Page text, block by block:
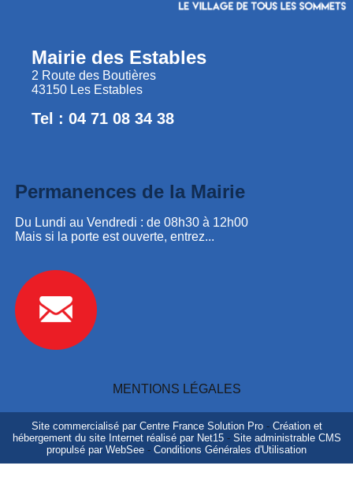
Mairie des Estables
2 Route des Boutières
43150 Les Estables
Tel : 04 71 08 34 38
Permanences de la Mairie
Du Lundi au Vendredi : de 08h30 à 12h00
Mais si la porte est ouverte, entrez...
MENTIONS LÉGALES
Site commercialisé par Centre France Solution Pro- Création et
hébergement du site Internet réalisé par Net15- Site administrable CMS
propulsé par WebSee - Conditions Générales d'Utilisation